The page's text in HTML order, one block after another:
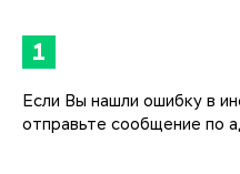
1
Если Вы нашли ошибку в
отправьте сообщение по